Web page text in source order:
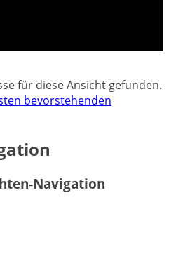
für diese Ansicht gefunden.
bevorstehenden
Navigation